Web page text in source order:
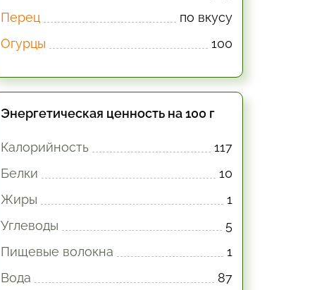
Перец
по вкусу
Огурцы
100
Энергетическая ценность на 100 г
Калорийность
117
Белки
10
Жиры
1
Углеводы
5
Пищевые волокна
1
Вода
87